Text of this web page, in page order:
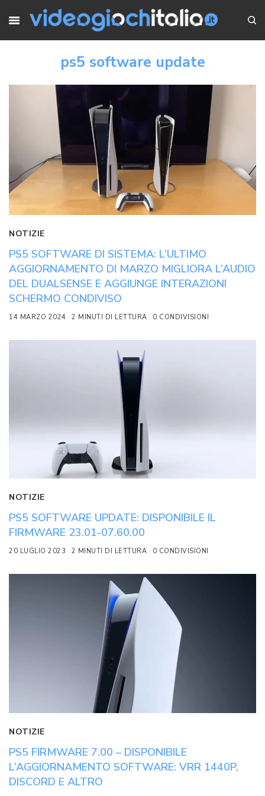
ps5 software update
NOTIZIE
PS5 SOFTWARE DI SISTEMA: L’ULTIMO
AGGIORNAMENTO DI MARZO MIGLIORA L’AUDIO
DEL DUALSENSE E AGGIUNGE INTERAZIONI
SCHERMO CONDIVISO
14 MARZO 2024 2 MINUTI DI LETTURA 0 CONDIVISIONI
NOTIZIE
PS5 SOFTWARE UPDATE: DISPONIBILE IL
FIRMWARE 23.01-07.60.00
20 LUGLIO 2023 2 MINUTI DI LETTURA 0 CONDIVISIONI
NOTIZIE
PS5 FIRMWARE 7.00 – DISPONIBILE
L’AGGIORNAMENTO SOFTWARE: VRR 1440P,
DISCORD E ALTRO